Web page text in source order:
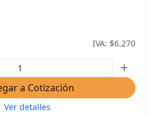
IVA: $6.270
a Cotización
Ver detalles